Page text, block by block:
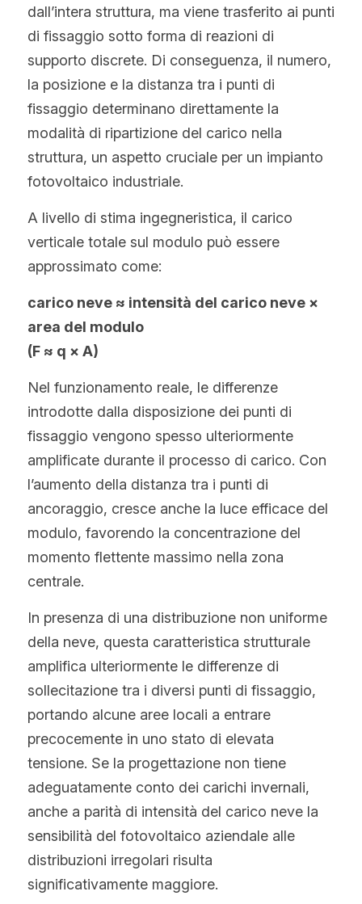
dall’intera struttura, ma viene trasferito ai punti
di fissaggio sotto forma di reazioni di
supporto discrete. Di conseguenza, il numero,
la posizione e la distanza tra i punti di
fissaggio determinano direttamente la
modalità di ripartizione del carico nella
struttura, un aspetto cruciale per un impianto
fotovoltaico industriale.
A livello di stima ingegneristica, il carico
verticale totale sul modulo può essere
approssimato come:
carico neve ≈ intensità del carico neve ×
area del modulo
(F ≈ q × A)
Nel funzionamento reale, le differenze
introdotte dalla disposizione dei punti di
fissaggio vengono spesso ulteriormente
amplificate durante il processo di carico. Con
l’aumento della distanza tra i punti di
ancoraggio, cresce anche la luce efficace del
modulo, favorendo la concentrazione del
momento flettente massimo nella zona
centrale.
In presenza di una distribuzione non uniforme
della neve, questa caratteristica strutturale
amplifica ulteriormente le differenze di
sollecitazione tra i diversi punti di fissaggio,
portando alcune aree locali a entrare
precocemente in uno stato di elevata
tensione. Se la progettazione non tiene
adeguatamente conto dei carichi invernali,
anche a parità di intensità del carico neve la
sensibilità del fotovoltaico aziendale alle
distribuzioni irregolari risulta
significativamente maggiore.